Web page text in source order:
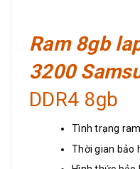
Ram 8gb
3200
DDR4 8gb
Tình trạng
Thời gian bảo